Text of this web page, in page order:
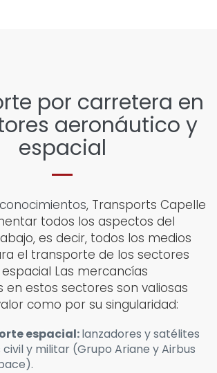
por carretera en
aeronáutico y
espacial
, Transports Capelle
todos los aspectos del
es decir, todos los medios
el transporte de los sectores
Las mercancías
estos sectores son valiosas
como por su singularidad:
espacial:lanzadores y satélites
y militar (Grupo Ariane y Airbus